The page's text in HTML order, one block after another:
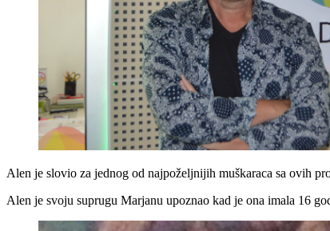
Alen je slovio za jednog od najpoželjnijih muškaraca sa ovih
Alen je svoju suprugu Marjanu upoznao kad je ona imala 16